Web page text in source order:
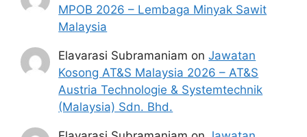
MPOB 2026 – Lembaga Minyak Sawit
Malaysia
Elavarasi Subramaniam onJawatan
Kosong AT&S Malaysia 2026 – AT&S
Austria Technologie & Systemtechnik
(Malaysia) Sdn. Bhd.